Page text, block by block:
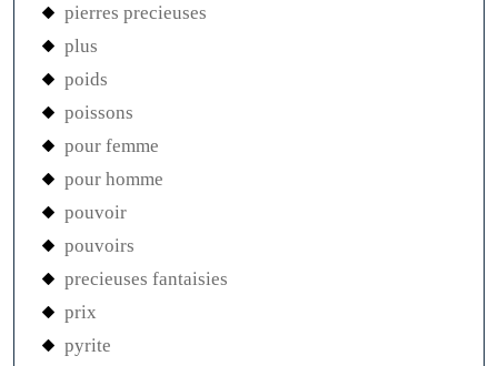
pierres precieuses
plus
poids
poissons
pour femme
pour homme
pouvoir
pouvoirs
precieuses fantaisies
prix
pyrite